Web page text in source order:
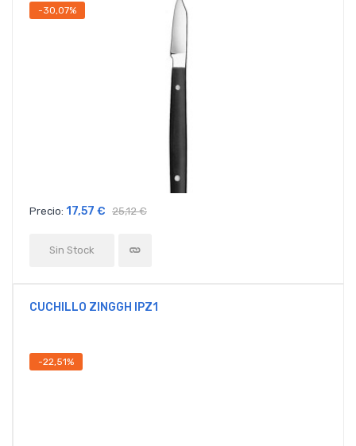
-30,07%
Precio: 17,57 € 25,12 €
Sin Stock
CUCHILLO ZINGGH IPZ1
-22,51%